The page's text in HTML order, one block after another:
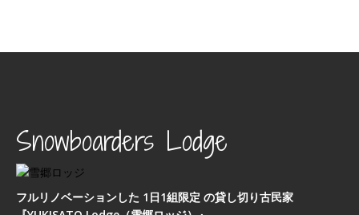
Snowboarders Lodge
フルリノベーションした 1日1組限定 の貸し切り古民家